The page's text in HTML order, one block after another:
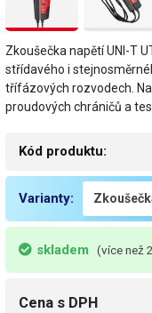
Zkoušečka napětí UNI-T
střídavého i
třífázových rozvodech.
proudových chráničů a
Kód produktu:
Varianty:
skladem (více než
Cena s DPH